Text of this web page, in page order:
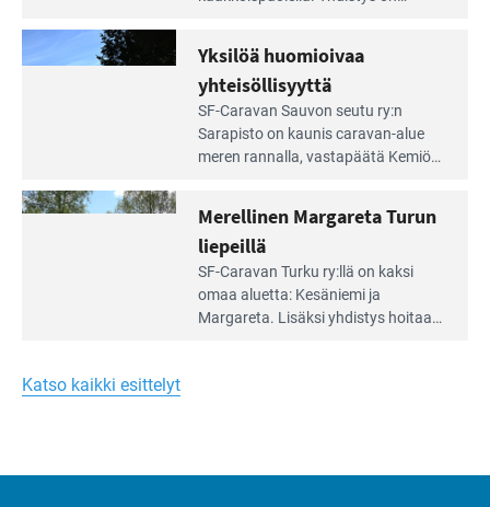
äärellä
ja
virkistysalueesta.
huomioivaa
yhteisöllisyyttä
Yksilöä huomioivaa
yhteisöllisyyttä
SF-Caravan Sauvon seutu ry:n
Sarapisto on kaunis caravan-alue
meren rannalla, vasta­päätä Kemiön
kymmenen paikkaa ilman sähköä.
Turun
liepeillä
Merellinen Margareta Turun
liepeillä
SF-Caravan Turku ry:llä on kaksi
omaa aluet­ta: Kesäniemi ja
Margareta. Lisäksi yhdis­tys hoitaa
Katso kaikki esittelyt